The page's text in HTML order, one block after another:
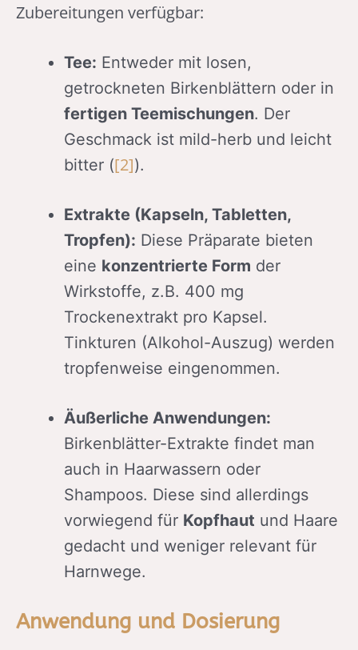
Zubereitungen verfügbar:
Tee: Entweder mit losen,
getrockneten Birkenblättern oder in
fertigen Teemischungen. Der
Geschmack ist mild-herb und leicht
bitter ([2]).
Extrakte (Kapseln, Tabletten,
Tropfen): Diese Präparate bieten
eine konzentrierte Form der
Wirkstoffe, z.B. 400 mg
Trockenextrakt pro Kapsel.
Tinkturen (Alkohol-Auszug) werden
tropfenweise eingenommen.
Äußerliche Anwendungen:
Birkenblätter-Extrakte findet man
auch in Haarwassern oder
Shampoos. Diese sind allerdings
vorwiegend für Kopfhaut und Haare
gedacht und weniger relevant für
Harnwege.
Anwendung und Dosierung